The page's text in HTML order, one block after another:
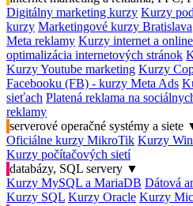
Digitálny marketing kurzy Kurzy
kurzy Marketingové kurzy Bratislava
Meta reklamy Kurzy internet a
optimalizácia internetových stránok
Kurzy Youtube marketing Kurzy
Facebooku (FB) - kurzy Meta Ads
sieťach Platená reklama na
reklamy
serverové operačné systémy a siete
Oficiálne kurzy MikroTik Kurzy
Kurzy počítačových sietí
databázy, SQL servery ▼
Kurzy MySQL a MariaDB Dátová
Kurzy SQL Kurzy Oracle Kurzy